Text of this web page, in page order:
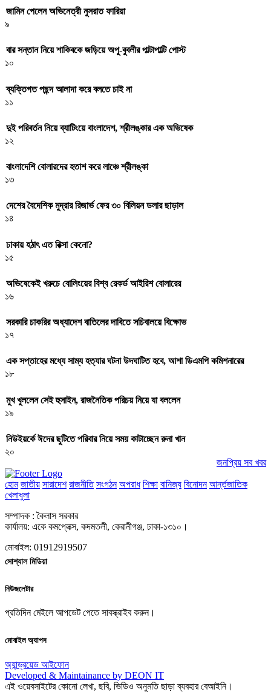
জামিন পেলেন অভিনেত্রী নুসরাত ফারিয়া
৯
বার সন্তান নিয়ে শাকিবকে জড়িয়ে অপু-বুবলীর পাল্টাপাল্টি পোস্ট
১০
ব্যক্তিগত পছন্দ আলাদা করে বলতে চাই না
১১
দুই পরিবর্তন নিয়ে ব্যাটিংয়ে বাংলাদেশ, শ্রীলঙ্কার এক অভিষেক
১২
বাংলাদেশি বোলারদের হতাশ করে লাঞ্চে শ্রীলঙ্কা
১৩
দেশের বৈদেশিক মুদ্রার রিজার্ভ ফের ৩০ বিলিয়ন ডলার ছাড়াল
১৪
ঢাকায় হঠাৎ এত রিক্সা কেনো?
১৫
অভিষেকেই খরুচে বোলিংয়ের বিশ্ব রেকর্ড আইরিশ বোলারের
১৬
সরকারি চাকরির অধ্যাদেশ বাতিলের দাবিতে সচিবালয়ে বিক্ষোভ
১৭
এক সপ্তাহের মধ্যে সাম্য হত্যার ঘটনা উদঘাটিত হবে, আশা ডিএমপি কমিশনারের
১৮
মুখ খুললেন সেই হুসাইন, রাজনৈতিক পরিচয় নিয়ে যা বললেন
১৯
নিউইয়র্কে ঈদের ছুটিতে পরিবার নিয়ে সময় কাটাচ্ছেন রুনা খান
২০
জনপ্রিয় সব খবর
হোম জাতীয় সারাদেশ রাজনীতি সংগঠন অপরাধ শিক্ষা বানিজ্য বিনোদন আর্ন্তজাতিক
খেলাধুলা
সম্পাদক : কৈলাস সরকার
কার্যালয়: একে কমপ্লেক্স, কদমতলী, কেরানীগঞ্জ, ঢাকা-১৩১০।
মোবাইল: 01912919507
সোশ্যাল মিডিয়া
নিউজলেটার
প্রতিদিন মেইলে আপডেট পেতে সাবস্ক্রাইব করুন।
মোবাইল অ্যাপস
অ্যান্ড্রয়েড আইফোন
Developed & Maintainance by DEON IT
এই ওয়েবসাইটের কোনো লেখা, ছবি, ভিডিও অনুমতি ছাড়া ব্যবহার বেআইনি।